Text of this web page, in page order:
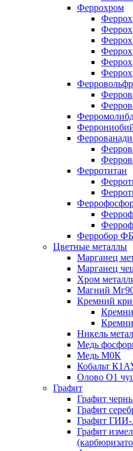
Феррохром
Ферротитан
Ферробор
Цветные металлы
Марганец
Марганец
Хром
Магний
Кремний
Никель
Медь
Медь М0К
Кобальт
Олово О1
Графит
Графит
Графит
Графит
Графит